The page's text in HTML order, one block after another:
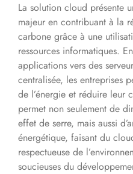
La solution cloud présente
majeur en contribuant à la
carbone grâce à une
ressources informatiques.
applications vers des
centralisée, les entreprises
de l’énergie et réduire leur
permet non seulement de
effet de serre, mais aussi
énergétique, faisant du
respectueuse de
soucieuses du